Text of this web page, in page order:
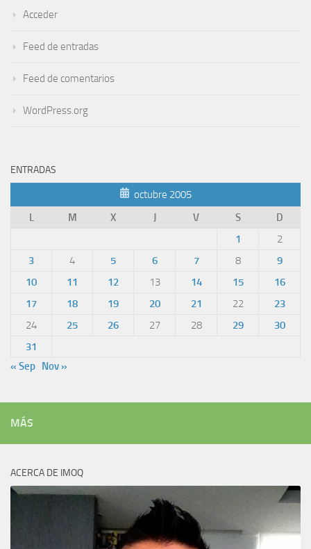
Acceder
Feed de entradas
Feed de comentarios
WordPress.org
ENTRADAS
octubre 2005
L
M X J V S
D
1
2
3
4 5 6 7 8
9
10
11 12 13 14 15
16
17
18 19 20 21 22
23
24
25 26 27 28 29
30
31
« Sep Nov »
MÁS
ACERCA DE IMOQ